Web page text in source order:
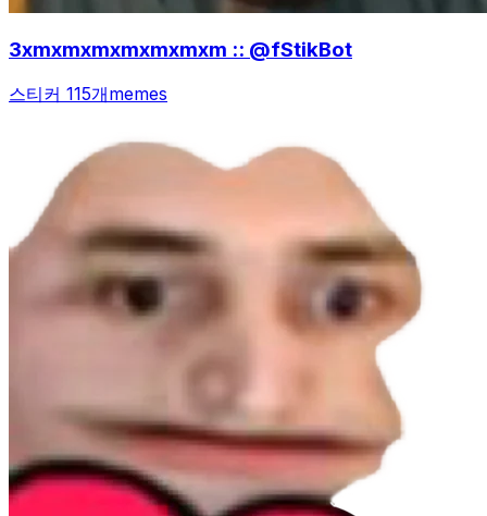
3xmxmxmxmxmxmxm :: @fStikBot
스티커 115개memes